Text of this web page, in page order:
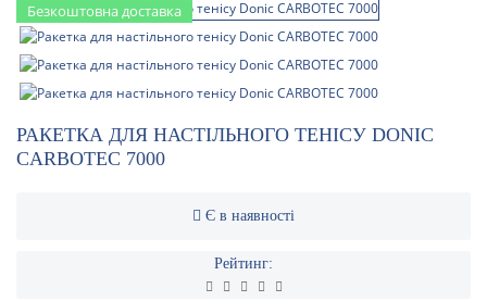
Безкоштовна доставка
РАКЕТКА ДЛЯ НАСТІЛЬНОГО ТЕНІСУ DONIC
CARBOTEC 7000
Є в наявності
Рейтинг: